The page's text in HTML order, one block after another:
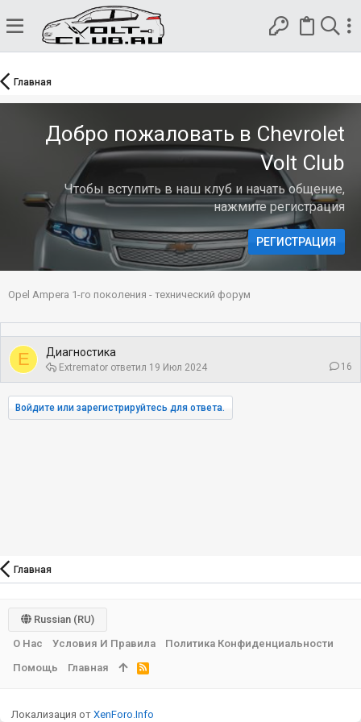
Главная
Добро пожаловать в Chevrolet
Volt Club
Чтобы вступить в наш клуб и начать общение,
нажмите регистрация
РЕГИСТРАЦИЯ
Opel Ampera 1-го поколения - технический форум
E Диагностика
16
19 Июл 2024
Extremator
Войдите или зарегистрируйтесь для ответа.
Главная
Russian (RU)
О Нас
Условия И Правила
Политика Конфиденциальности
Помощь
Главная
R
S
Локализация от XenForo.Info